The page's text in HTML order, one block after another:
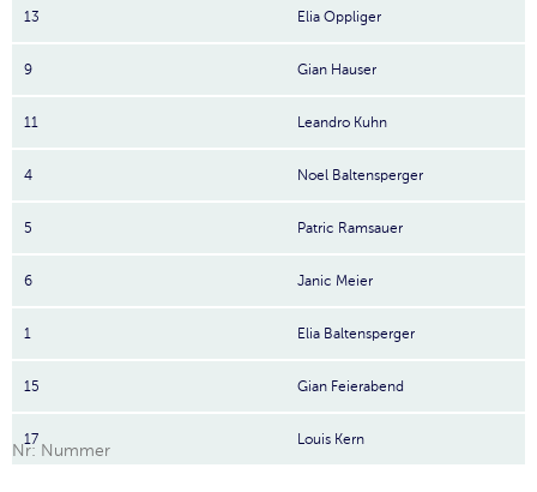
13 Elia Oppliger
9 Gian Hauser
11 Leandro Kuhn
4 Noel Baltensperger
5 Patric Ramsauer
6 Janic Meier
1 Elia Baltensperger
15 Gian Feierabend
17 Louis Kern
Nr: Nummer